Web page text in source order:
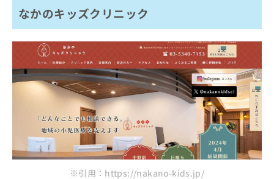
なかのキッズクリニック
※引用：https://nakano-kids.jp/